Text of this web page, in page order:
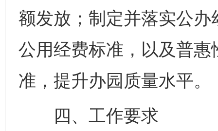
额发放；制定并落实公
公用经费标准，以及普
准，提升办园质量水平。
四、工作要求